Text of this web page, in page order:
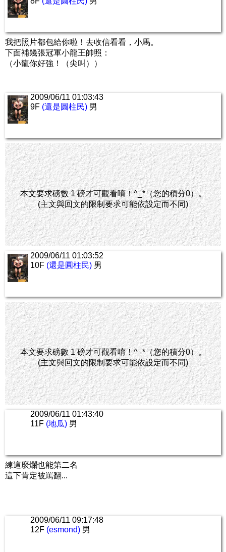
我把照片都包給你啦！去收信看看，小馬。
下面補幾張冠軍小龍王帥照：
（小龍你好強！（尖叫））
2009/06/11 01:03:43
9F (還是圓柱民) 男
本文要求磅數 1 磅才可觀看唷！^_*（您的積分0）。
(主文與回文的限制要求可能依設定而不同)
2009/06/11 01:03:52
10F (還是圓柱民) 男
本文要求磅數 1 磅才可觀看唷！^_*（您的積分0）。
(主文與回文的限制要求可能依設定而不同)
2009/06/11 01:43:40
11F (地瓜) 男
練這麼爛也能第二名
這下肯定被罵翻...
2009/06/11 09:17:48
12F (esmond) 男